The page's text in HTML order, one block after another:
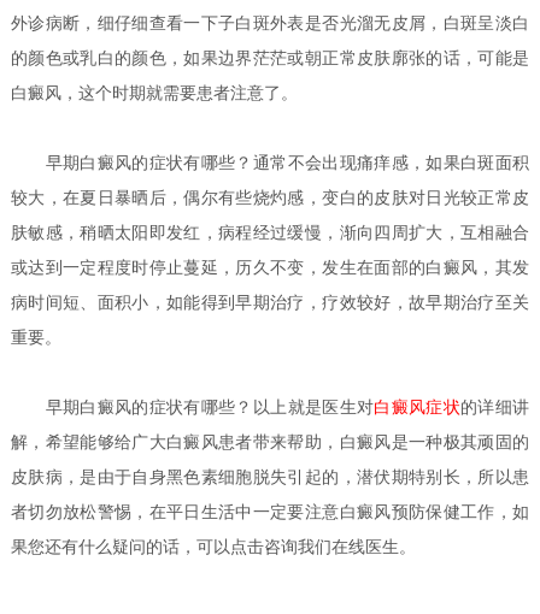
外诊病断，细仔细查看一下子白斑外表是否光溜无皮屑，白斑呈淡白
的颜色或乳白的颜色，如果边界茫茫或朝正常皮肤廓张的话，可能是
白癜风，这个时期就需要患者注意了。
早期白癜风的症状有哪些？ 通常不会出现痛痒感，如果白斑面积
较大，在夏日暴晒后，偶尔有些烧灼感，变白的皮肤对日光较正常皮
肤敏感，稍晒太阳即发红，病程经过缓慢，渐向四周扩大，互相融合
或达到一定程度时停止蔓延，历久不变，发生在面部的白癜风，其发
病时间短、面积小，如能得到早期治疗，疗效较好，故早期治疗至关
重要。
早期白癜风的症状有哪些？ 以上就是医生对白癜风症状的详细讲
解，希望能够给广大白癜风患者带来帮助，白癜风是一种极其顽固的
皮肤病，是由于自身黑色素细胞脱失引起的，潜伏期特别长，所以患
者切勿放松警惕，在平日生活中一定要注意白癜风预防保健工作，如
果您还有什么疑问的话，可以点击咨询我们在线医生。